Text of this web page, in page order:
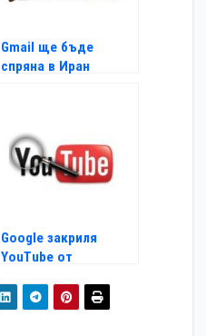
Gmail ще бъде
спряна в Иран
Google закриля
YouTube от